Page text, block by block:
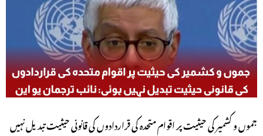
جموں و کشمیر کی حیثیت پر اقوام متحدہ کی قراردادوں کی قانونی حیثیت تبدیل نہیں